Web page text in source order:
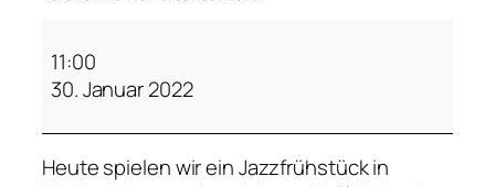
e
l
11:00
30. Januar 2022
Heute spielen wir ein Jazzfrühstück in